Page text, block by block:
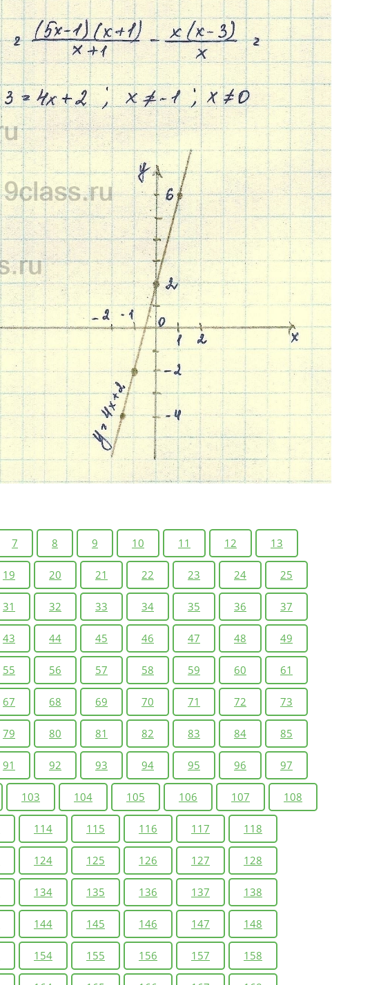
7 8 9 10 11 12 13
19 20 21 22 23 24 25
31 32 33 34 35 36 37
43 44 45 46 47 48 49
55 56 57 58 59 60 61
67 68 69 70 71 72 73
79 80 81 82 83 84 85
91 92 93 94 95 96 97
103 104 105 106 107 108
114 115 116 117 118
124 125 126 127 128
134 135 136 137 138
144 145 146 147 148
154 155 156 157 158